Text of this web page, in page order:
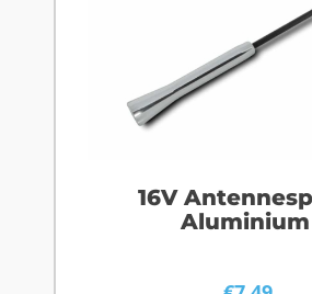
16V
Aluminium